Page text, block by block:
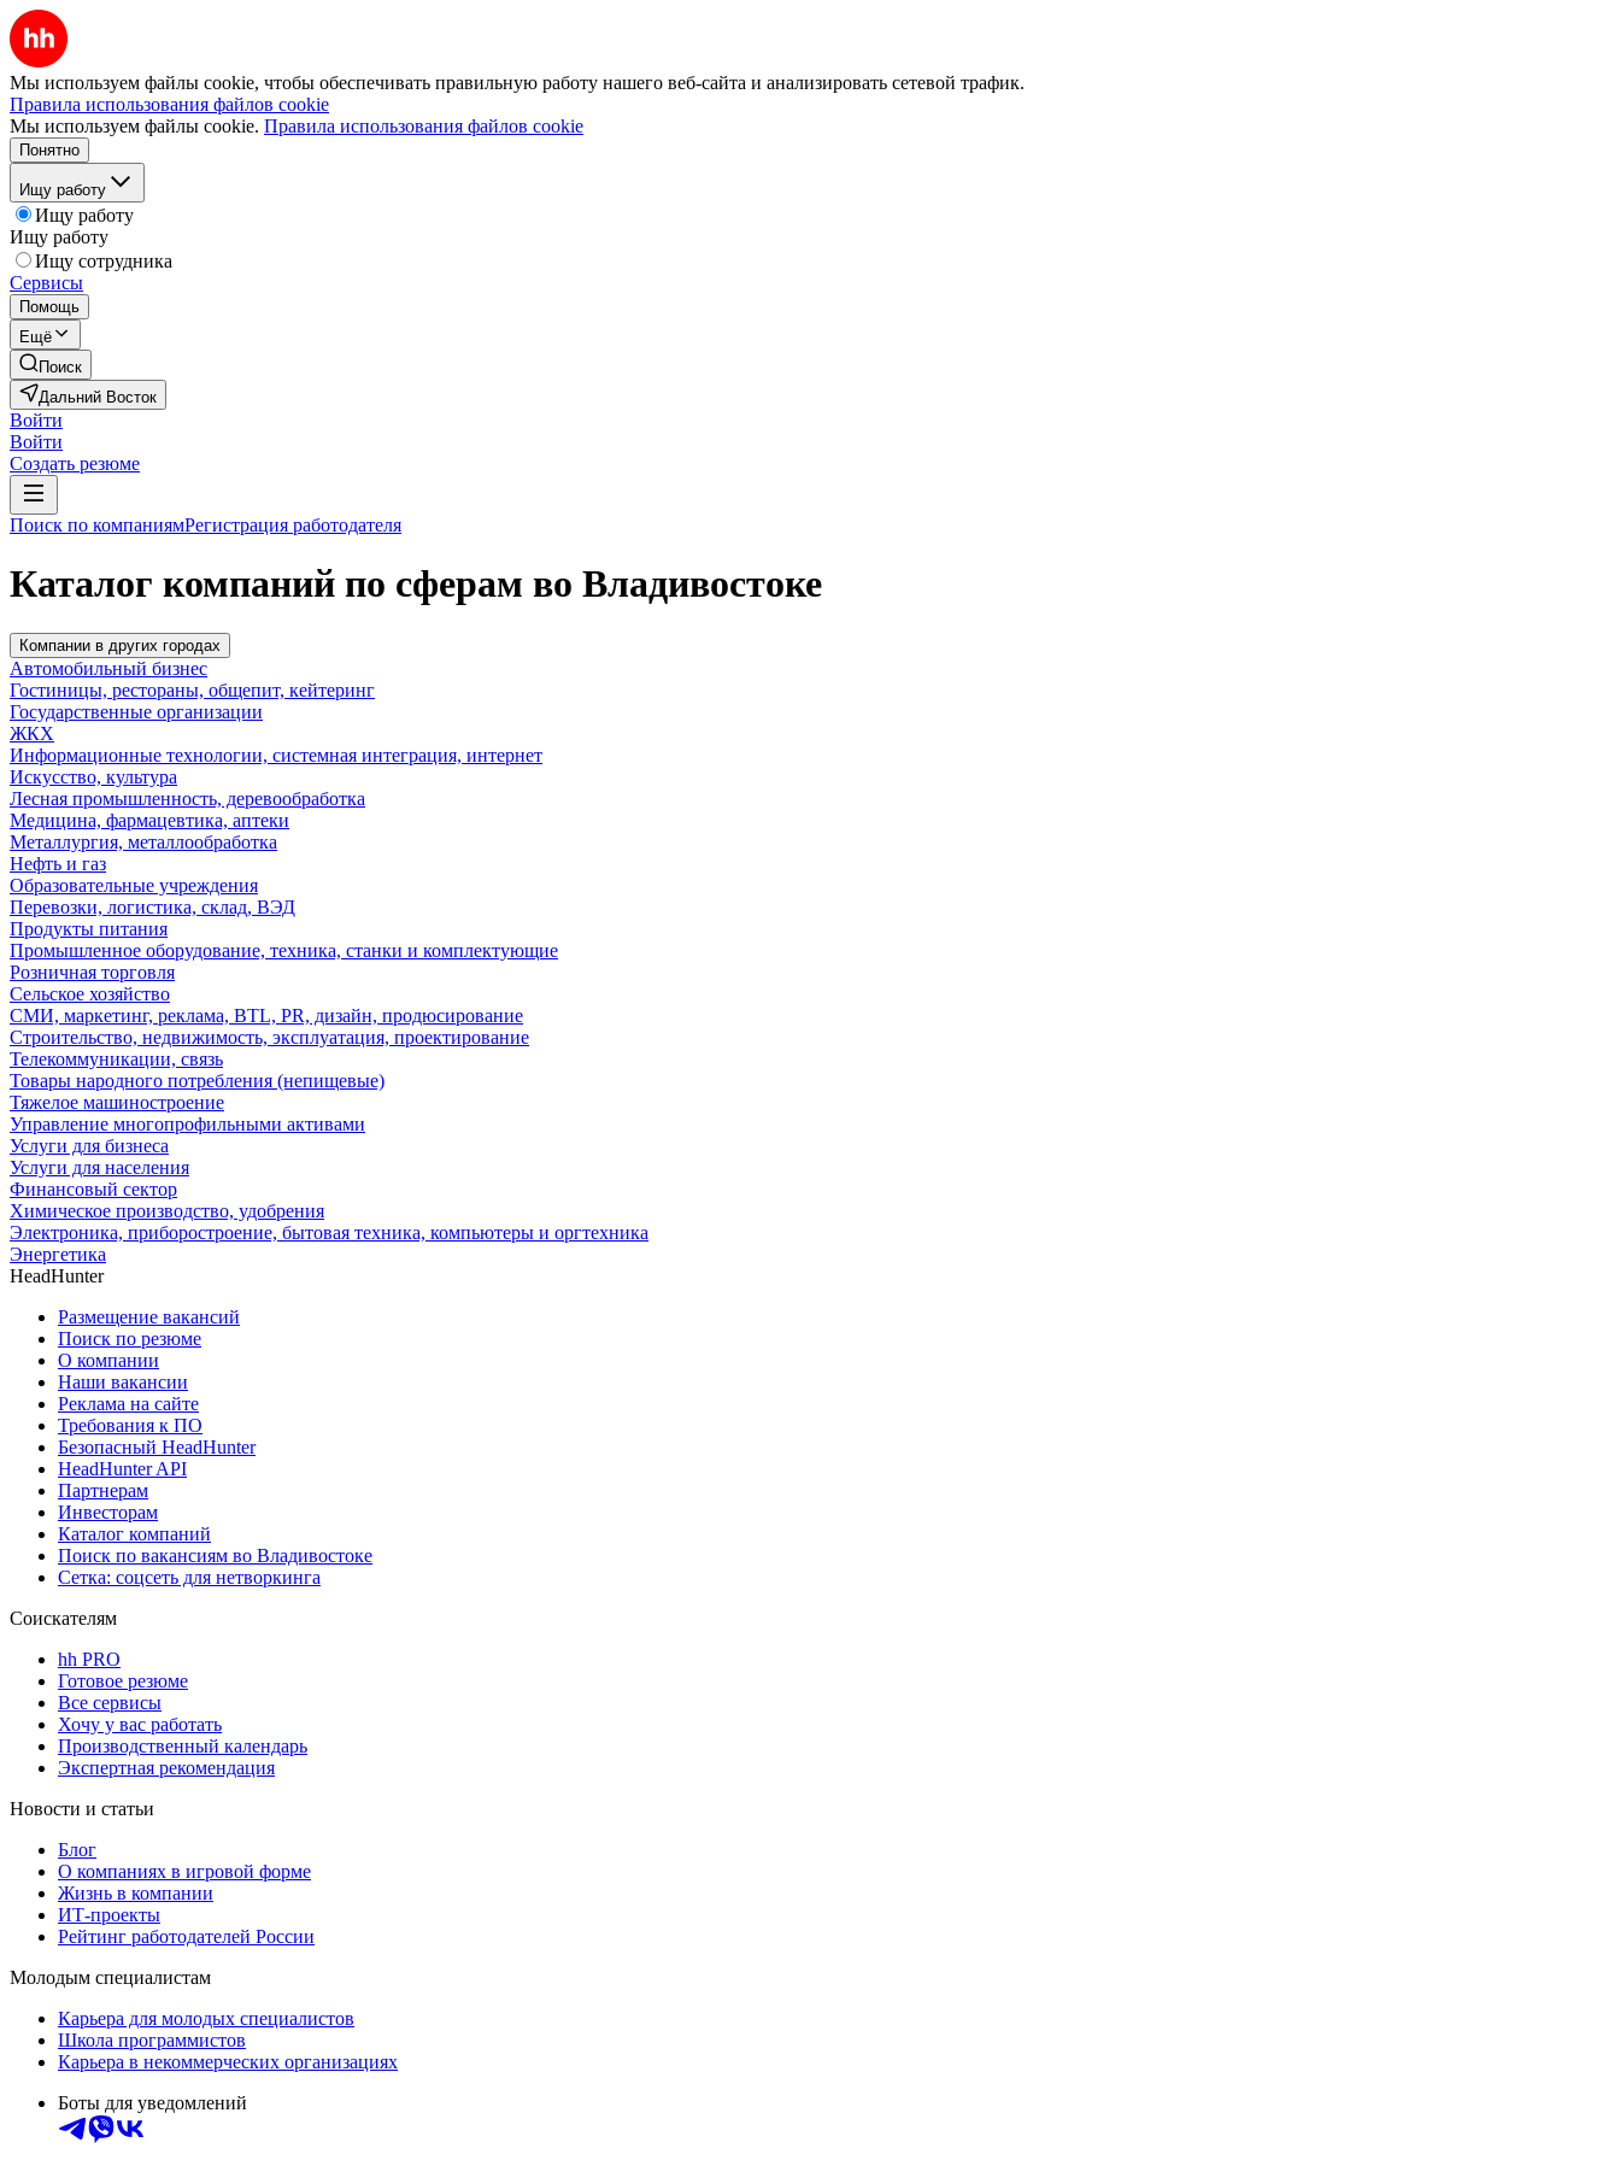
Мы используем файлы cookie, чтобы обеспечивать правильную работу нашего веб-сайта и анализировать сетевой трафик.
Правила использования файлов cookie
Мы используем файлы cookie. Правила использования файлов cookie
Понятно
Ищу работу
Ищу работу
Ищу работу
Ищу сотрудника
Сервисы
Помощь
Ещё
Поиск
Дальний Восток
Войти
Войти
Создать резюме
Поиск по компаниямРегистрация работодателя
Каталог компаний по сферам во Владивостоке
Компании в других городах
Автомобильный бизнес
Гостиницы, рестораны, общепит, кейтеринг
Государственные организации
ЖКХ
Информационные технологии, системная интеграция, интернет
Искусство, культура
Лесная промышленность, деревообработка
Медицина, фармацевтика, аптеки
Металлургия, металлообработка
Нефть и газ
Образовательные учреждения
Перевозки, логистика, склад, ВЭД
Продукты питания
Промышленное оборудование, техника, станки и комплектующие
Розничная торговля
Сельское хозяйство
СМИ, маркетинг, реклама, BTL, PR, дизайн, продюсирование
Строительство, недвижимость, эксплуатация, проектирование
Телекоммуникации, связь
Товары народного потребления (непищевые)
Тяжелое машиностроение
Управление многопрофильными активами
Услуги для бизнеса
Услуги для населения
Финансовый сектор
Химическое производство, удобрения
Электроника, приборостроение, бытовая техника, компьютеры и оргтехника
Энергетика
HeadHunter
Размещение вакансий
Поиск по резюме
О компании
Наши вакансии
Реклама на сайте
Требования к ПО
Безопасный HeadHunter
HeadHunter API
Партнерам
Инвесторам
Каталог компаний
Поиск по вакансиям во Владивостоке
Сетка: соцсеть для нетворкинга
Соискателям
hh PRO
Готовое резюме
Все сервисы
Хочу у вас работать
Производственный календарь
Экспертная рекомендация
Новости и статьи
Блог
О компаниях в игровой форме
Жизнь в компании
ИТ-проекты
Рейтинг работодателей России
Молодым специалистам
Карьера для молодых специалистов
Школа программистов
Карьера в некоммерческих организациях
Боты для уведомлений